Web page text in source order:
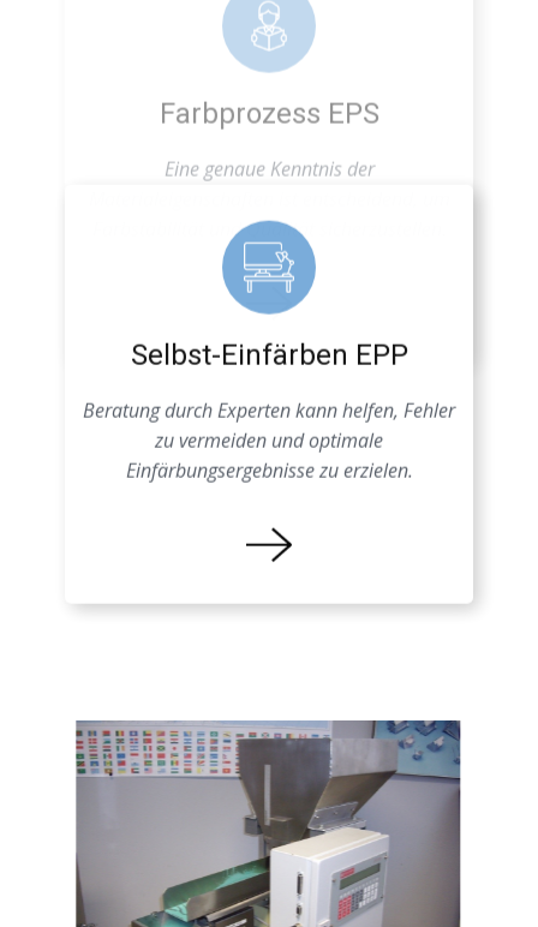
Farbstabilität und Qualität sicherzustellen.
Selbst-Einfärben EPP
Beratung durch Experten kann helfen, Fehler
zu vermeiden und optimale
Einfärbungsergebnisse zu erzielen.